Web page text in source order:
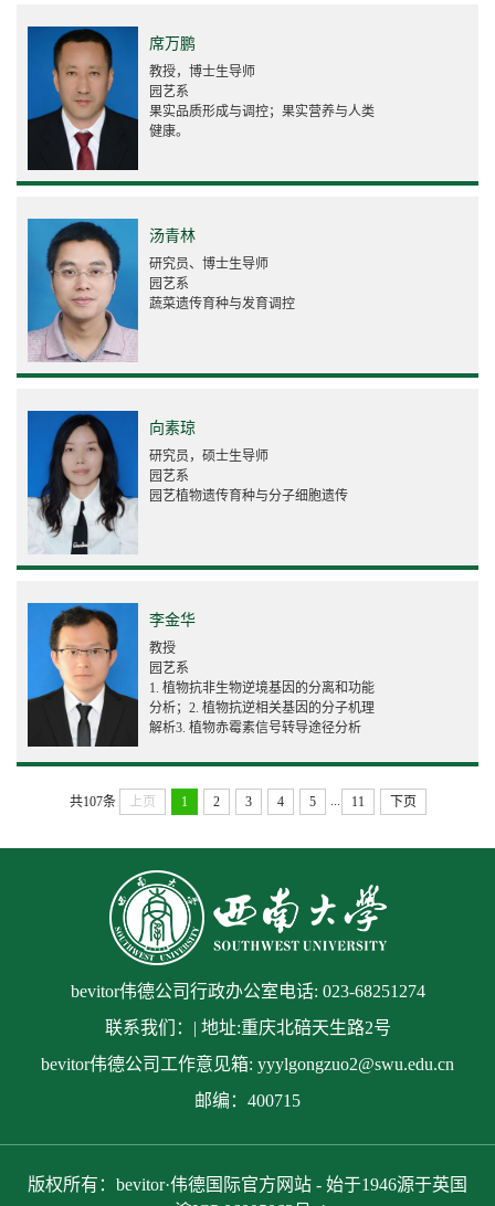
席万鹏
教授，博士生导师
园艺系
果实品质形成与调控；果实营养与人类
健康。
汤青林
研究员、博士生导师
园艺系
蔬菜遗传育种与发育调控
向素琼
研究员，硕士生导师
园艺系
园艺植物遗传育种与分子细胞遗传
李金华
教授
园艺系
1. 植物抗非生物逆境基因的分离和功能
分析；2. 植物抗逆相关基因的分子机理
解析3. 植物赤霉素信号转导途径分析
共107条 上页 1 2 3 4 5 11 下页
bevitor伟德公司行政办公室电话: 023-68251274
联系我们：| 地址:重庆北碚天生路2号
bevitor伟德公司工作意见箱: yyylgongzuo2@swu.edu.cn
邮编：400715
版权所有：bevitor·伟德国际官方网站 - 始于1946源于英国